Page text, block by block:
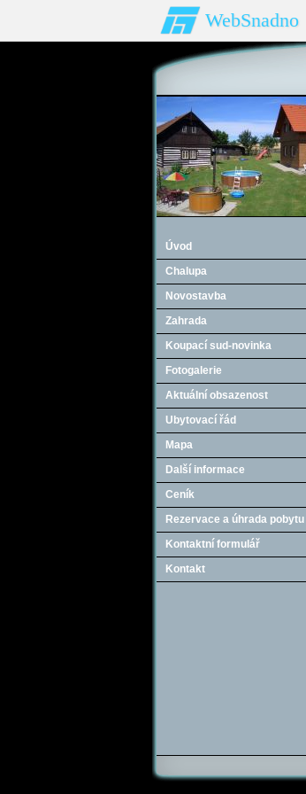
WebSnadno
Úvod
Chalupa
Novostavba
Zahrada
Koupací sud-novinka
Fotogalerie
Aktuální obsazenost
Ubytovací řád
Mapa
Další informace
Ceník
Rezervace a úhrada pobytu
Kontaktní formulář
Kontakt